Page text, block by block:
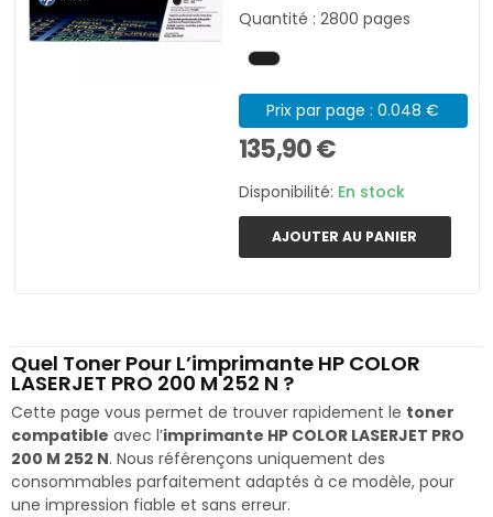
Quantité : 2800 pages
Prix par page : 0.048 €
135,90 €
Disponibilité: En stock
AJOUTER AU PANIER
Quel Toner Pour L’imprimante HP COLOR
LASERJET PRO 200 M 252 N ?
Cette page vous permet de trouver rapidement le toner
compatible avec l’imprimante HP COLOR LASERJET PRO
200 M 252 N. Nous référençons uniquement des
consommables parfaitement adaptés à ce modèle, pour
une impression fiable et sans erreur.